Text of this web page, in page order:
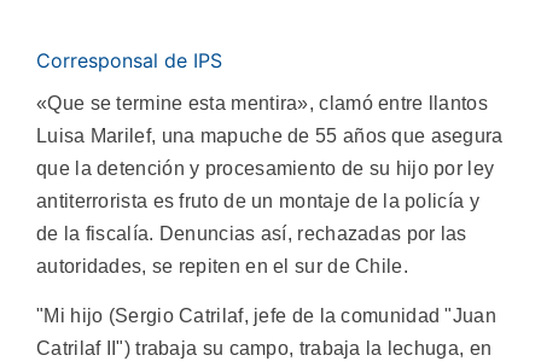
Corresponsal de IPS
«Que se termine esta mentira», clamó entre llantos
Luisa Marilef, una mapuche de 55 años que asegura
que la detención y procesamiento de su hijo por ley
antiterrorista es fruto de un montaje de la policía y
de la fiscalía. Denuncias así, rechazadas por las
autoridades, se repiten en el sur de Chile.
"Mi hijo (Sergio Catrilaf, jefe de la comunidad "Juan
Catrilaf II") trabaja su campo, trabaja la lechuga, en